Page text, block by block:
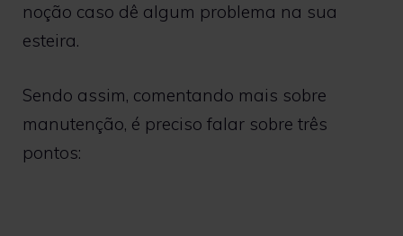
noção caso dê algum problema na sua
esteira.
Sendo assim, comentando mais sobre
manutenção, é preciso falar sobre três
pontos: